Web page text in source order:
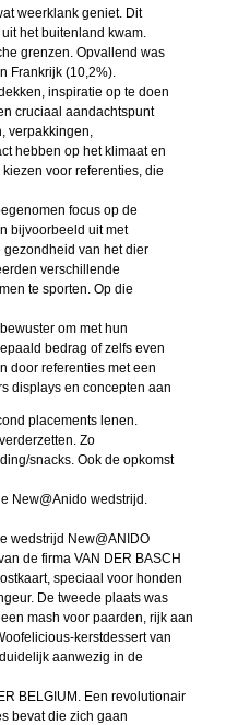
weerklank geniet. Dit
het buitenland kwam.
grenzen. Opvallend was
Frankrijk (10,2%).
inspiratie op te doen
cruciaal aandachtspunt
verpakkingen,
hebben op het klimaat en
voor referenties, die
focus op de
bijvoorbeeld uit met
van het dier
verschillende
te sporten. Op die
om met hun
bedrag of zelfs even
door referenties met een
displays en concepten aan
placements lenen.
Zo
snacks. Ook de opkomst
New@Anido wedstrijd.
wedstrijd New@ANIDO
de firma VAN DER BASCH
speciaal voor honden
De tweede plaats was
mash voor paarden, rijk aan
kerstdessert van
aanwezig in de
BELGIUM. Een revolutionair
bevat die zich gaan